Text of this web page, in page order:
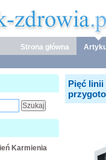
Strona główna
Pięć
Karmienia